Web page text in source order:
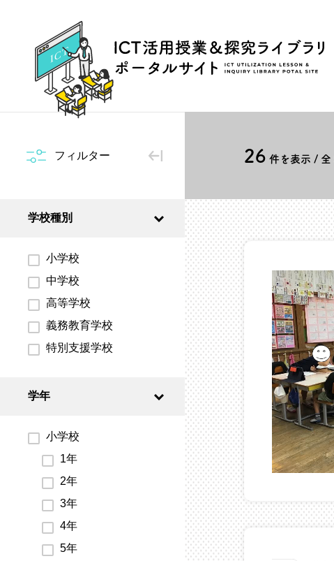
フィルター 26 件を表示 / 全
学校種別
小学校
中学校
高等学校
義務教育学校
特別支援学校
学年
小学校
1年
2年
3年
4年
5年